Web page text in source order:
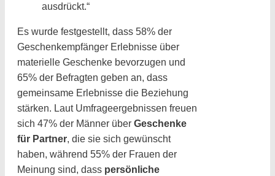
ausdrückt.“
Es wurde festgestellt, dass 58% der
Geschenkempfänger Erlebnisse über
materielle Geschenke bevorzugen und
65% der Befragten geben an, dass
gemeinsame Erlebnisse die Beziehung
stärken. Laut Umfrageergebnissen freuen
sich 47% der Männer über Geschenke
für Partner, die sie sich gewünscht
haben, während 55% der Frauen der
Meinung sind, dass persönliche